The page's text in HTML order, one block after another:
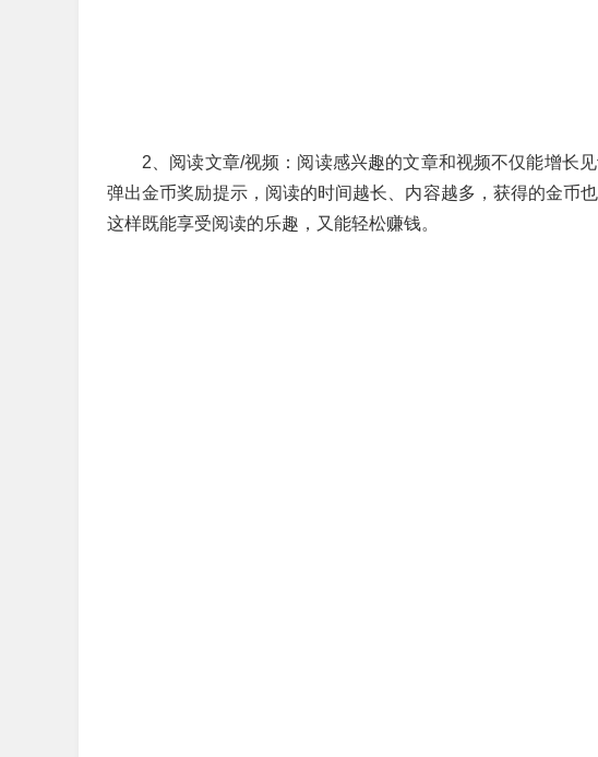
2、阅读文章/视频：阅读感兴趣的文章和视频不仅能增长
弹出金币奖励提示，阅读的时间越长、内容越多，获得的金币
这样既能享受阅读的乐趣，又能轻松赚钱。